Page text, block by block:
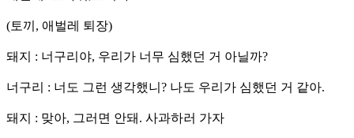
(토끼, 애벌레 퇴장)
돼지 : 너구리야, 우리가 너무 심했던 거 아닐까?
너구리 : 너도 그런 생각했니? 나도 우리가 심했던 거 같아.
돼지 : 맞아, 그러면 안돼. 사과하러 가자